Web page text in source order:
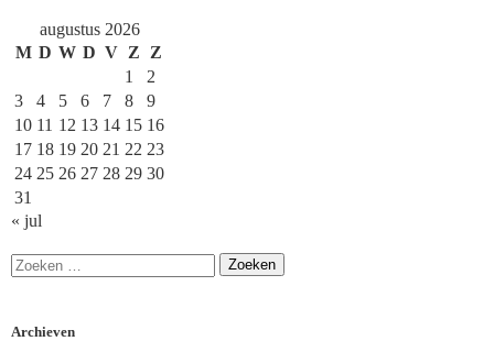
augustus 2026
M D W D V Z Z
1
2
3
4 5 6 7 8
9
10 11 12 13 14 15 16
17 18 19 20 21 22 23
24 25 26 27 28 29 30
31
« jul
Archieven